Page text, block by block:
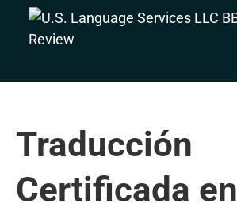
Traducción
Certificada en